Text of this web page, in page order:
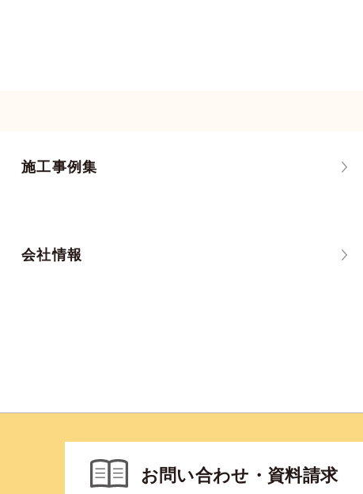
施工事例集
会社情報
お問い合わせ・資料請求